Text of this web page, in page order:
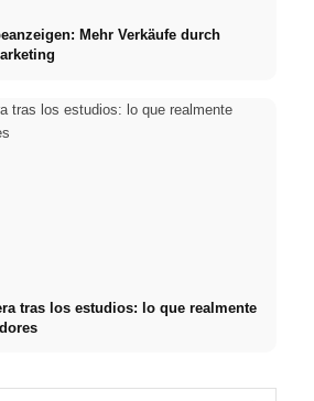
Mehr Verkäufe durch
tras los estudios: lo que realmente